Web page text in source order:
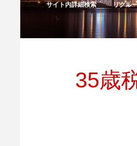
サイト内詳細検索
リクル
35歳